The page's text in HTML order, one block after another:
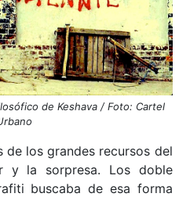
de Keshava / Foto: Cartel
de los grandes recursos del
y la sorpresa. Los doble
buscaba de esa forma